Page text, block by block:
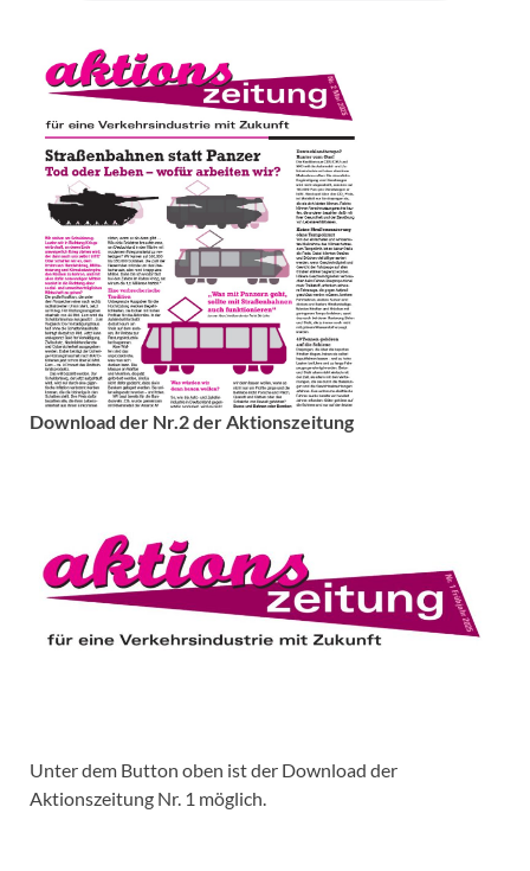
Download der Nr.2 der Aktionszeitung
Unter dem Button oben ist der Download der
Aktionszeitung Nr. 1 möglich.